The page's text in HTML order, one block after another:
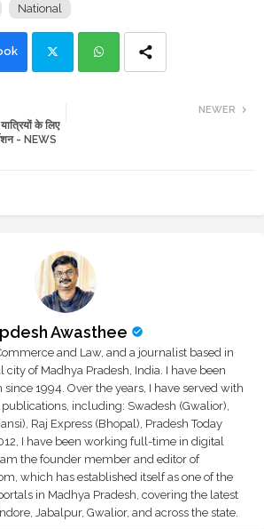
National
tte
NEWER
के लिए
- NEWS
Awasthee
and Law, and a journalist based in
city of Madhya Pradesh, India. I have been
1994. Over the years, I have served with
including: Swadesh (Gwalior),
Raj Express (Bhopal), Pradesh Today
I have been working full-time in digital
the founder member and editor of
which has established itself as one of the
in Madhya Pradesh, covering the latest
Jabalpur, Gwalior, and across the state.